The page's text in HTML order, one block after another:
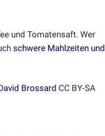
und Tomatensaft. Wer
schwere Mahlzeiten und
Brossard CC BY-SA